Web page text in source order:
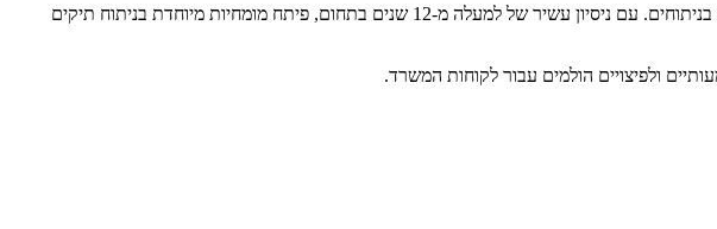
עו"ד ראני סלאמה מנהל משרד בוטיק המתמחה בתביעות נזיקין וביטוח, עם התמקדות בתיקי רשלנות רפואית, לרבות רשלנות בניתוחים. עם ניסיון עשיר של למעלה מ-12 שנים בתחום, פיתח מומחיות מיוחדת בניתוח תיקים
ולפיצויים הולמים עבור לקוחות המשרד.